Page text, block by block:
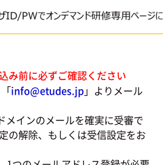
み前に必ずご確認ください
info@etudes.jp」よりメール
メインのメールを確実に受審で
の解除、もしくは受信設定をお